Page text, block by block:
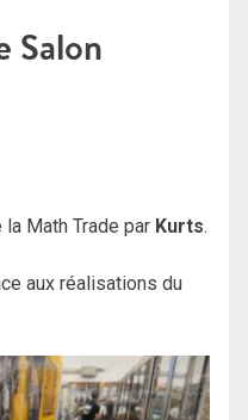
Salon
Math Trade par Kurts.
aux réalisations du